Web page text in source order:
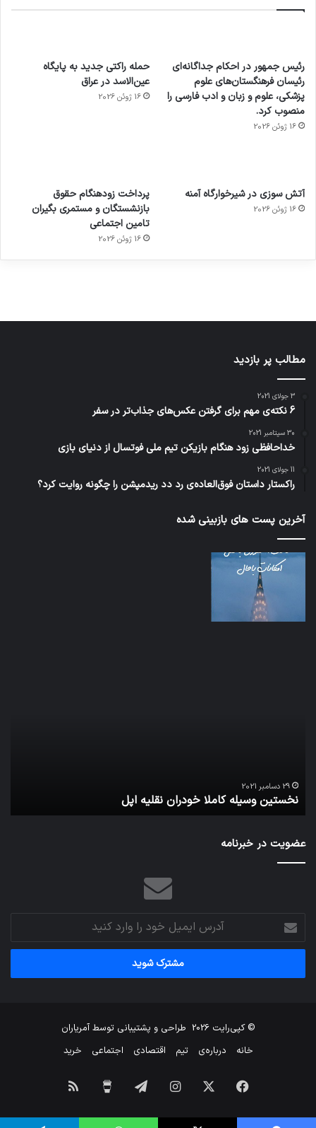
رئیس جمهور در احکام جداگانه‌ای
رئیسان فرهنگستان‌های علوم
پزشکی، علوم و زبان و ادب فارسی را
منصوب کرد.
16 ژوئن 2026
حمله راکتی جدید به پایگاه
عین‌الاسد در عراق
16 ژوئن 2026
آتش سوزی در شیرخوارگاه آمنه
16 ژوئن 2026
پرداخت زودهنگام حقوق
بازنشستگان و مستمری بگیران
تامین اجتماعی
16 ژوئن 2026
برای
کشف
توسط
مجازی
…
ساعت
هوشمند
با طعم
توسط
ژاکت
در
های
2023
توسط
مطالب پر بازدید
3 جولای 2021
6 نکته‌ی مهم برای گرفتن عکس‌های جذاب‌تر در سفر
30 سپتامبر 2021
خداحافظی زود هنگام بازیکن تیم ملی فوتسال از دنیای بازی
11 جولای 2021
راکستار داستان فوق‌العاده‌ی رد دد ریدمپشن را چگونه روایت کرد؟
آخرین پست های بازبینی شده
29 دسامبر 2021
نخستین وسیله کاملا خودران نقلیه اپل
عضویت در خبرنامه
آدرس
ایمیل
خود
وارد
© کپی‌رایت 2026 طراحی و پشتیبانی توسطآمریاران
خانه
درباره‌ی تیم اقتصادی اجتماعی خرید
فیس
بوک
اینستاگرامتلگرام
من
خوراک